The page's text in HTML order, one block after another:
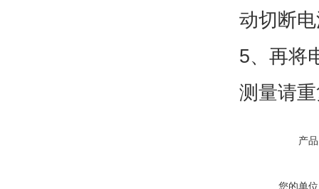
动切断
5、再将
测量请
产
您的单